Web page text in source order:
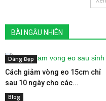
BÀI NGẪU NHIÊN
Dáng Đẹp
Cách giảm vòng eo 15cm chỉ
sau 10 ngày cho các...
Blog